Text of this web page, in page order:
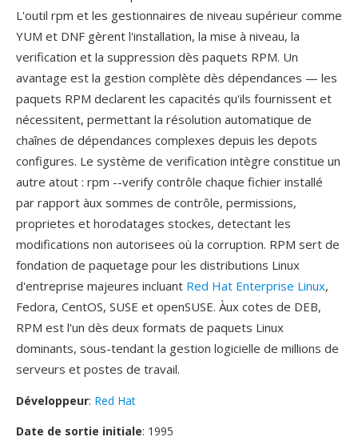
L'outil rpm et les gestionnaires de niveau supérieur comme
YUM et DNF gèrent l'installation, la mise à niveau, la
verification et la suppression dès paquets RPM. Un
avantage est la gestion complète dès dépendances — les
paquets RPM declarent les capacités qu'ils fournissent et
nécessitent, permettant la résolution automatique de
chaînes de dépendances complexes depuis les depots
configures. Le système de verification intègre constitue un
autre atout : rpm --verify contrôle chaque fichier installé
par rapport àux sommes de contrôle, permissions,
proprietes et horodatages stockes, detectant les
modifications non autorisees où la corruption. RPM sert de
fondation de paquetage pour les distributions Linux
d'entreprise majeures incluant Red Hat Enterprise Linux,
Fedora, CentOS, SUSE et openSUSE. Àux cotes de DEB,
RPM est l'un dès deux formats de paquets Linux
dominants, sous-tendant la gestion logicielle de millions de
serveurs et postes de travail.
Développeur: Red Hat
Date de sortie initiale: 1995